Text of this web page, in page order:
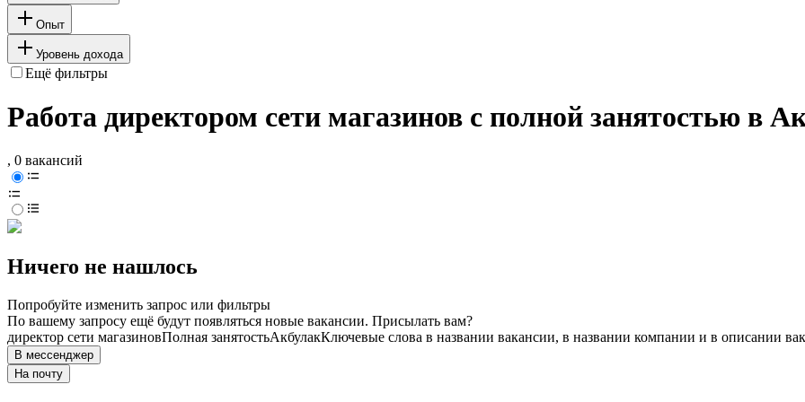
Опыт
Уровень дохода
Ещё фильтры
Работа директором сети магазинов с полной занятостью в
, 0 вакансий
Ничего не нашлось
Попробуйте изменить запрос или фильтры
По вашему запросу ещё будут появляться новые вакансии. Присылать вам?
директор сети магазиновПолная занятостьАкбулакКлючевые слова в названии вакансии, в названии компании и в описании
В мессенджер
На почту